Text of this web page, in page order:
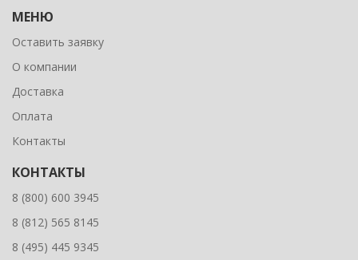
МЕНЮ
Оставить заявку
О компании
Доставка
Оплата
Контакты
КОНТАКТЫ
8 (800) 600 3945
8 (812) 565 8145
8 (495) 445 9345